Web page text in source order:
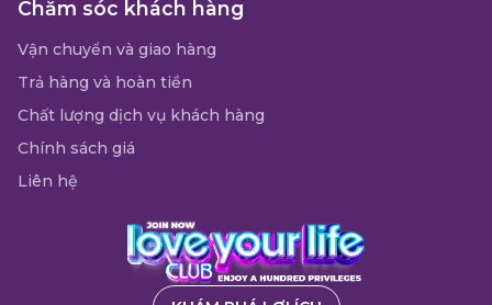
Chăm sóc khách hàng
Vận chuyển và giao hàng
Trả hàng và hoàn tiền
Chất lượng dịch vụ khách hàng
Chính sách giá
Liên hệ